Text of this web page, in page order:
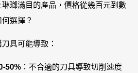
瑯滿目的產品，價格從幾百元到數
選擇？
具可能導致：
50% ：不合適的刀具導致切削速度